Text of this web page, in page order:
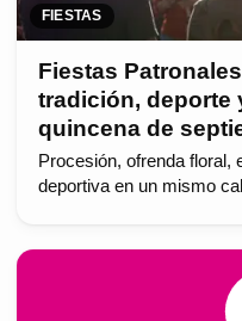
FIESTAS
Fiestas
tradición, deporte
quincena de
Procesión, ofrenda floral,
deportiva en un mismo